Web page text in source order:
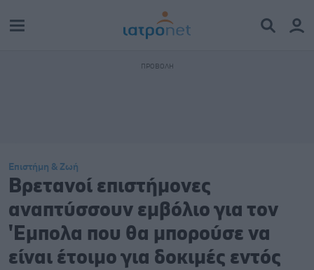
Επιστήμη & Ζωή
Βρετανοί επιστήμονες
αναπτύσσουν εμβόλιο για τον
'Εμπολα που θα μπορούσε να
είναι έτοιμο για δοκιμές εντός